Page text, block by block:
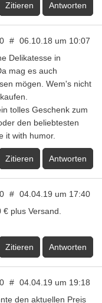
Zitieren Antworten
0 # 06.10.18 um 10:07
Delikatesse in
mag es auch
mögen. Wem's nicht
tolles Geschenk zum
den beliebtesten
it with humor.
Zitieren Antworten
0 # 04.04.19 um 17:40
plus Versand.
Zitieren Antworten
0 # 04.04.19 um 19:18
den aktuellen Preis